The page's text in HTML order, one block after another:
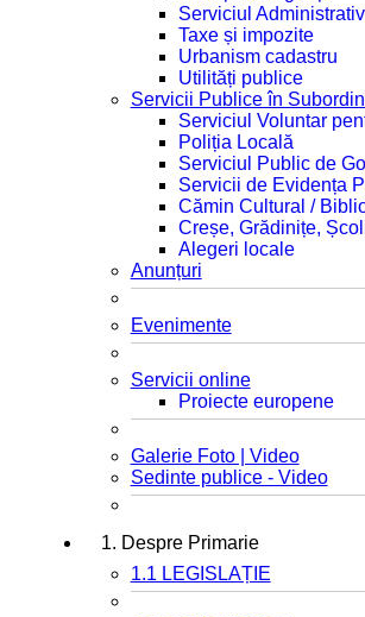
Serviciul Administrativ
Taxe și impozite
Urbanism cadastru
Utilități publice
Servicii Publice în
Serviciul Voluntar
Poliția Locală
Serviciul Public de
Servicii de Evidența
Cămin Cultural /
Creșe, Grădinițe,
Alegeri locale
Anunțuri
Evenimente
Servicii online
Proiecte europene
Galerie Foto | Video
Sedinte publice - Video
1. Despre Primarie
1.1 LEGISLAȚIE